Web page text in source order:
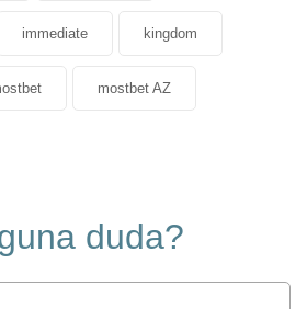
immediate kingdom
mostbet AZ
duda?